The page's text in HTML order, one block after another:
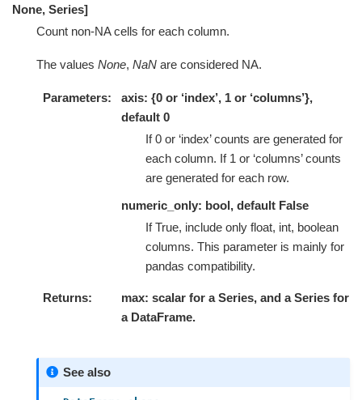
None, Series]
Count non-NA cells for each column.
The values None, NaN are considered NA.
Parameters
axis: {0 or ‘index’, 1 or ‘columns’},
default 0
If 0 or ‘index’ counts are generated for
each column. If 1 or ‘columns’ counts
are generated for each row.
numeric_only: bool, default False
If True, include only float, int, boolean
columns. This parameter is mainly for
pandas compatibility.
Returns
max: scalar for a Series, and a Series for
a DataFrame.
See also